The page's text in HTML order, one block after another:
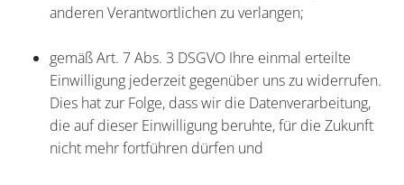
anderen Verantwortlichen zu verlangen;
gemäß Art. 7 Abs. 3 DSGVO Ihre einmal erteilte
Einwilligung jederzeit gegenüber uns zu widerrufen.
Dies hat zur Folge, dass wir die Datenverarbeitung,
die auf dieser Einwilligung beruhte, für die Zukunft
nicht mehr fortführen dürfen und